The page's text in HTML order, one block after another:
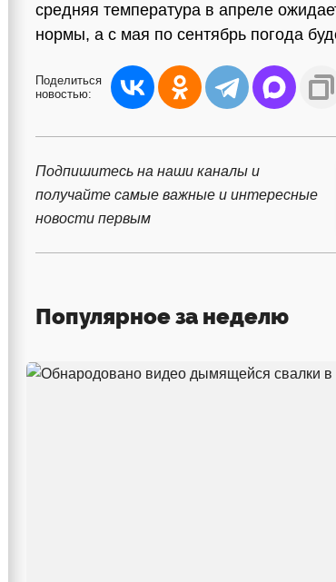
средняя температура в апреле
нормы, а с мая по сентябрь погода
Поделиться
новостью:
Подпишитесь на наши каналы и
получайте самые важные и интересные
новости первым
Популярное за неделю